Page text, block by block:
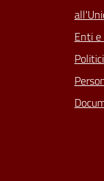
Enti
Politici